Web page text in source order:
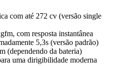
com até 272 cv (versão single
com resposta instantânea
5,3s (versão padrão)
(dependendo da bateria)
uma dirigibilidade moderna